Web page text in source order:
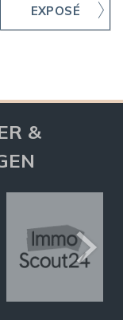
&